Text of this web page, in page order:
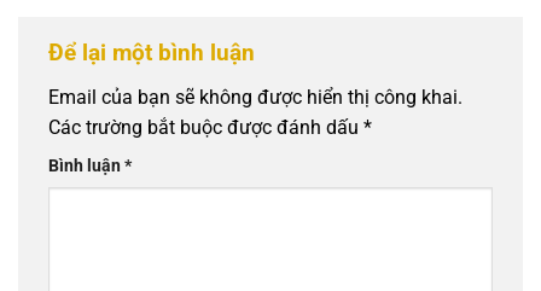
Để lại một bình luận
Email của bạn sẽ không được hiển thị công khai.
Các trường bắt buộc được đánh dấu *
Bình luận*